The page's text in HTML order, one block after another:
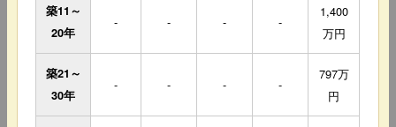
築11～
20年
- - - -
1,400
万円
築21～
30年
- - - -
797万
円